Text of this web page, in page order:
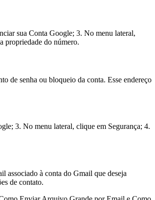
sua Conta Google; 3. No menu lateral,
propriedade do número.
de senha ou bloqueio da conta. Esse endereço
3. No menu lateral, clique em Segurança; 4.
associado à conta do Gmail que deseja
de contato.